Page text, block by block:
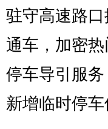
驻守高速路
通车，加密
停车导引服
新增临时停